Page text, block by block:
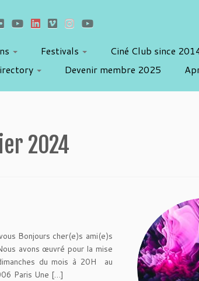
Festivals Ciné Club since
Devenir membre 2025
2024
Bonjours cher(e)s ami(e)s
avons œuvré pour la mise
du mois à 20H au
Paris Une […]